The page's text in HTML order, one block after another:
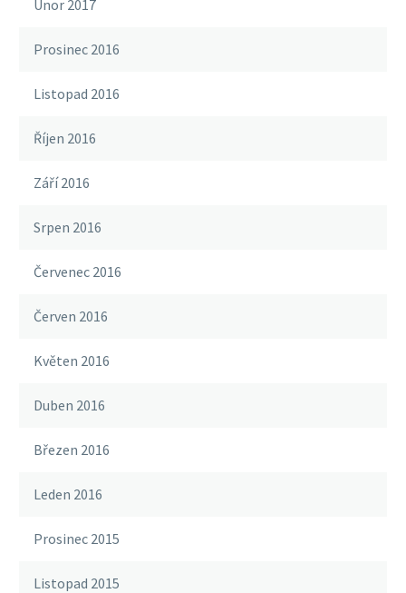
Únor 2017
Prosinec 2016
Listopad 2016
Říjen 2016
Září 2016
Srpen 2016
Červenec 2016
Červen 2016
Květen 2016
Duben 2016
Březen 2016
Leden 2016
Prosinec 2015
Listopad 2015